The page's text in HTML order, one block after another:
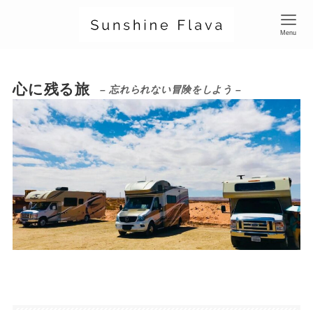
Menu
心に残る旅 – 忘れられない冒険をしよう –